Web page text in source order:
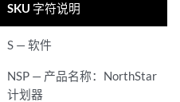
SKU 字符说明
S — 软件
NSP — 产品名称：NorthStar
计划器